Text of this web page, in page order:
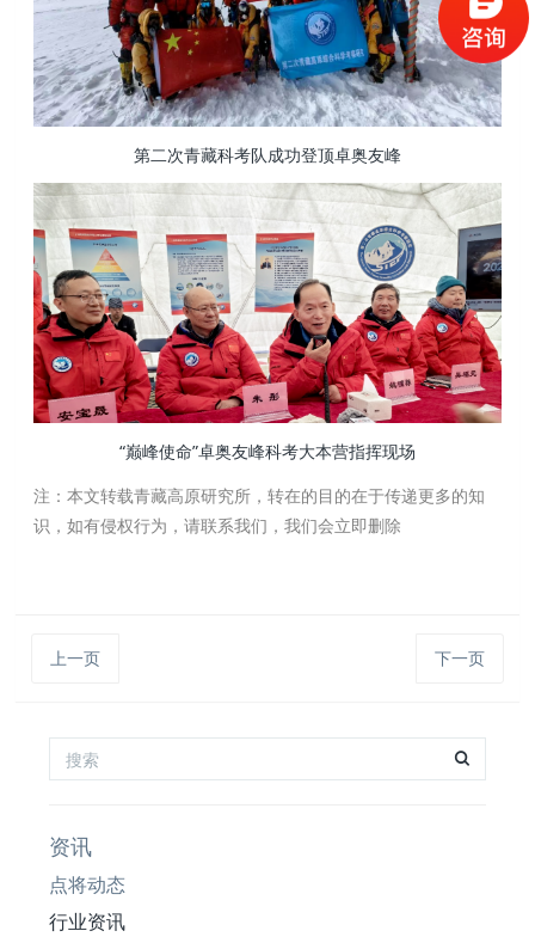
第二次青藏科考队成功登顶卓奥友峰
“巅峰使命”卓奥友峰科考大本营指挥现场
注：本文转载青藏高原研究所，转在的目的在于传递更多的知
识，如有侵权行为，请联系我们，我们会立即删除
上一页 下一页
资讯
点将动态
行业资讯